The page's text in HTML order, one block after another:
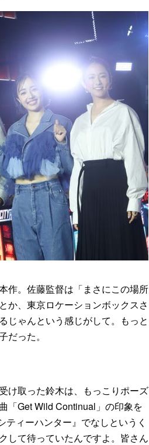
作。佐藤監督は「まさにこの場所
か、東京ロケーションボックスさ
じゃんという感じがして。もっと
った。
け取った鈴木は、もっこりポーズ
「Get Wild Continual」の印象を
ィーハンター』でなしというく
して待っていたんですよ。皆さん